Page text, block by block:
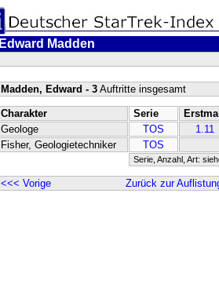
Edward Madden
Madden, Edward - 3Auftritte insgesamt
Charakter Serie
Geologe
TOS
1.11
Fisher, Geologietechniker
TOS
Serie, Anzahl, Art:
<<< Vorige Zurück zur